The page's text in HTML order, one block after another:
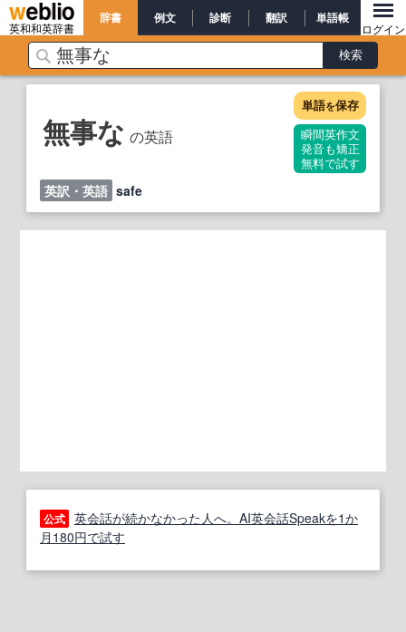
英和和英辞書
辞書 例文 診断 翻訳 単語帳
ログイン
無事な の英語
単語を保存
瞬間英作文
発音も矯正
無料で試す
英訳・英語 safe
公式 英会話が続かなかった人へ。AI英会話Speakを1か
月180円で試す